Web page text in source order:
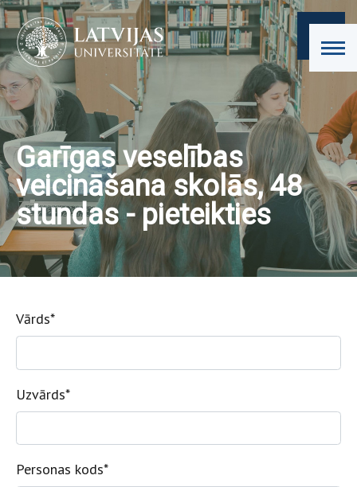
Garīgas veselības
veicināšana skolās, 48
stundas - pieteikties
Vārds*
Uzvārds*
Personas kods*